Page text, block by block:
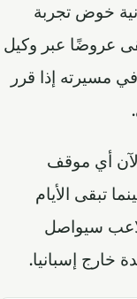
خوض تجربة
عروضًا عبر وكيل
مسيرته إذا قرر
أي موقف
تبقى الأيام
سيواصل
خارج إسبانيا.